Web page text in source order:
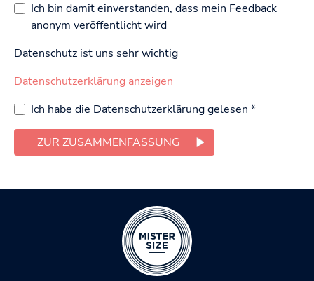
Ich bin damit einverstanden, dass mein Feedback
anonym veröffentlicht wird
Datenschutz ist uns sehr wichtig
Datenschutzerklärung anzeigen
Ich habe die Datenschutzerklärung gelesen *
ZUR ZUSAMMENFASSUNG